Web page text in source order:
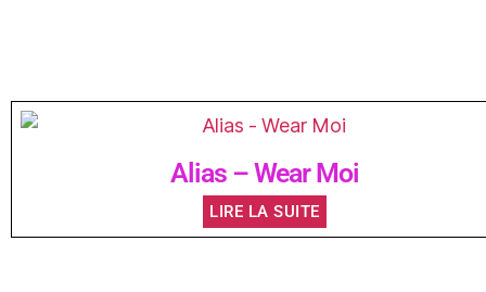
Alias – Wear Moi
LIRE LA SUITE